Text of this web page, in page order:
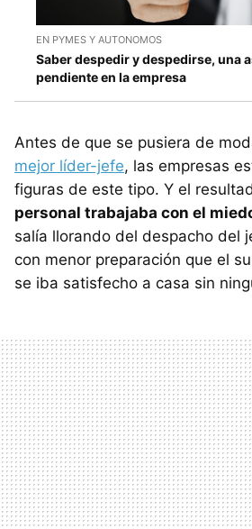
EN PYMES Y AUTONOMOS
Saber despedir y despedirse, una
pendiente en la empresa
Antes de que se pusiera de
mejor líder-jefe, las empresas
figuras de este tipo. Y el
personal trabajaba con el
salía llorando del despacho del
con menor preparación que el
se iba satisfecho a casa sin